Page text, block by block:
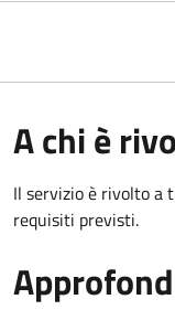
A chi è
Il servizio è rivolto a
requisiti previsti.